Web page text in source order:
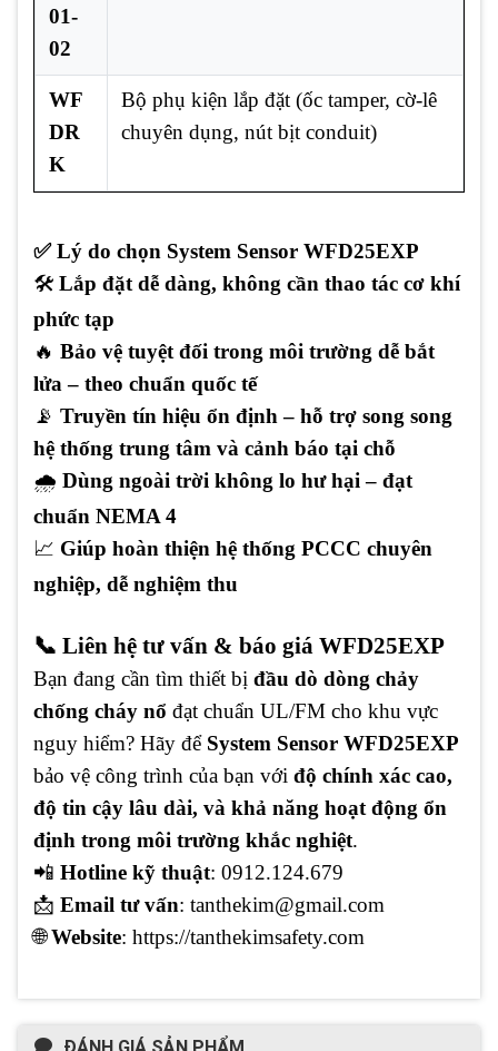
01-
02
WF
DR
K
Bộ phụ kiện lắp đặt (ốc tamper, cờ-lê
chuyên dụng, nút bịt conduit)
✅ Lý do chọn System Sensor WFD25EXP
🛠️ Lắp đặt dễ dàng, không cần thao tác cơ khí
phức tạp
🔥 Bảo vệ tuyệt đối trong môi trường dễ bắt
lửa – theo chuẩn quốc tế
📡 Truyền tín hiệu ổn định – hỗ trợ song song
hệ thống trung tâm và cảnh báo tại chỗ
🌧️ Dùng ngoài trời không lo hư hại – đạt
chuẩn NEMA 4
📈 Giúp hoàn thiện hệ thống PCCC chuyên
nghiệp, dễ nghiệm thu
📞 Liên hệ tư vấn & báo giá WFD25EXP
Bạn đang cần tìm thiết bị đầu dò dòng chảy
chống cháy nổ đạt chuẩn UL/FM cho khu vực
nguy hiểm? Hãy để System Sensor WFD25EXP
bảo vệ công trình của bạn với độ chính xác cao,
độ tin cậy lâu dài, và khả năng hoạt động ổn
định trong môi trường khắc nghiệt.
📲 Hotline kỹ thuật: 0912.124.679
📩 Email tư vấn: tanthekim@gmail.com
🌐Website: https://tanthekimsafety.com